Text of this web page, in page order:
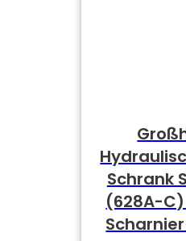
Schrank
(628A-